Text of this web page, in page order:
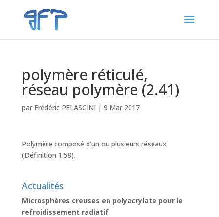
polymère réticulé,
réseau polymère (2.41)
par Frédéric PELASCINI | 9 Mar 2017
Polymère composé d’un ou plusieurs réseaux
(Définition 1.58).
Actualités
Microsphères creuses en polyacrylate pour le
refroidissement radiatif